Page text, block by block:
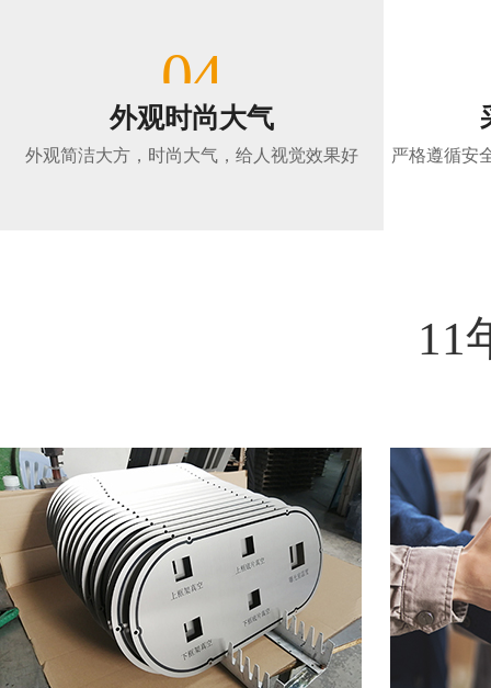
04
外观时尚大气
外观简洁大方，时尚大气，给人视觉效果好 严格遵循安
11